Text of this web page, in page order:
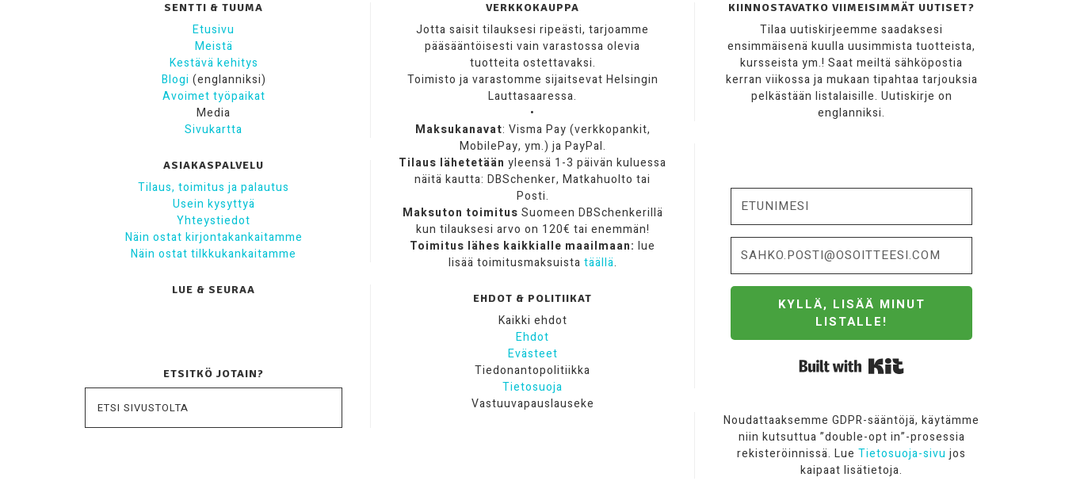
SENTTI & TUUMA
Etusivu
Meistä
Kestävä kehitys
Blogi (englanniksi)
Avoimet työpaikat
Media
Sivukartta
ASIAKASPALVELU
Tilaus, toimitus ja palautus
Usein kysyttyä
Yhteystiedot
Näin ostat kirjontakankaitamme
Näin ostat tilkkukankaitamme
LUE & SEURAA
ETSITKÖ JOTAIN?
VERKKOKAUPPA
Jotta saisit tilauksesi ripeästi, tarjoamme
pääsääntöisesti vain varastossa olevia
tuotteita ostettavaksi.
Toimisto ja varastomme sijaitsevat Helsingin
Lauttasaaressa.
•
Maksukanavat: Visma Pay (verkkopankit,
MobilePay, ym.) ja PayPal.
Tilaus lähetetään yleensä 1-3 päivän kuluessa
näitä kautta: DBSchenker, Matkahuolto tai
Posti.
Maksuton toimitus Suomeen DBSchenkerillä
kun tilauksesi arvo on 120€ tai enemmän!
Toimitus lähes kaikkialle maailmaan: lue
lisää toimitusmaksuista täällä.
EHDOT & POLITIIKAT
Kaikki ehdot
Ehdot
Evästeet
Tiedonantopolitiikka
Tietosuoja
Vastuuvapauslauseke
KIINNOSTAVATKO VIIMEISIMMÄT UUTISET?
Tilaa uutiskirjeemme saadaksesi
ensimmäisenä kuulla uusimmista tuotteista,
kursseista ym.! Saat meiltä sähköpostia
kerran viikossa ja mukaan tipahtaa tarjouksia
pelkästään listalaisille. Uutiskirje on
englanniksi.
KYLLÄ, LISÄÄ MINUT
LISTALLE!
Noudattaaksemme GDPR-sääntöjä, käytämme
niin kutsuttua ”double-opt in”-prosessia
rekisteröinnissä. Lue Tietosuoja-sivu jos
kaipaat lisätietoja.